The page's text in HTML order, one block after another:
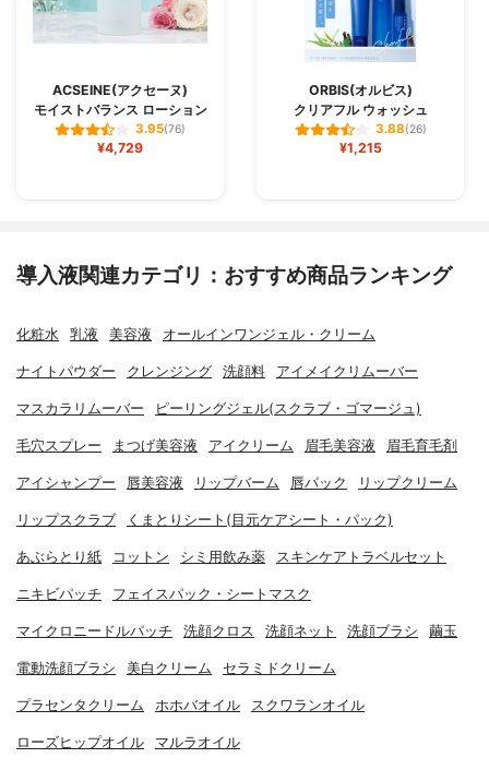
ACSEINE(アクセーヌ)
モイストバランス ローション
3.95(76)
¥4,729
ORBIS(オルビス)
クリアフル ウォッシュ
3.88(26)
¥1,215
導入液関連カテゴリ：おすすめ商品ランキング
化粧水 乳液 美容液 オールインワンジェル・クリーム
ナイトパウダー クレンジング 洗顔料 アイメイクリムーバー
マスカラリムーバー ピーリングジェル(スクラブ・ゴマージュ)
毛穴スプレー まつげ美容液 アイクリーム 眉毛美容液 眉毛育毛剤
アイシャンプー 唇美容液 リップバーム 唇パック リップクリーム
リップスクラブ くまとりシート(目元ケアシート・パック)
あぶらとり紙 コットン シミ用飲み薬 スキンケアトラベルセット
ニキビパッチ フェイスパック・シートマスク
マイクロニードルパッチ 洗顔クロス 洗顔ネット 洗顔ブラシ 繭玉
電動洗顔ブラシ 美白クリーム セラミドクリーム
プラセンタクリーム ホホバオイル スクワランオイル
ローズヒップオイル マルラオイル